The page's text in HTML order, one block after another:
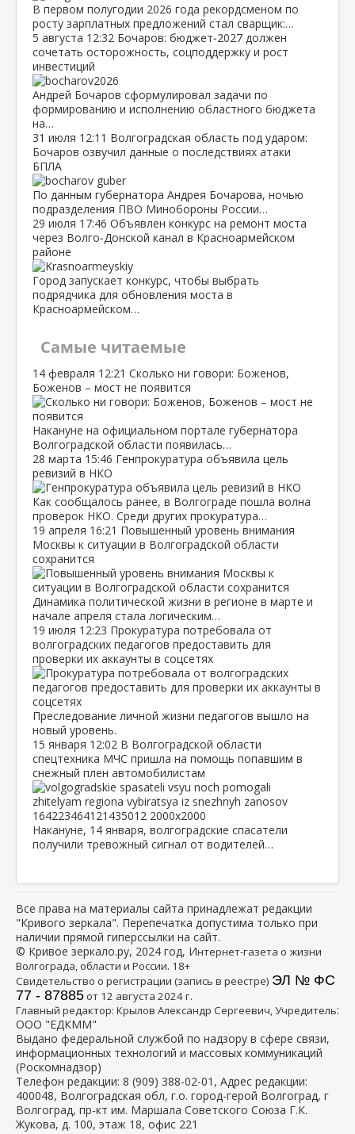
В первом полугодии 2026 года рекордсменом по
росту зарплатных предложений стал сварщик:…
5 августа 12:32 Бочаров: бюджет‑2027 должен
сочетать осторожность, соцподдержку и рост
инвестиций
Андрей Бочаров сформулировал задачи по
формированию и исполнению областного бюджета
на…
31 июля 12:11 Волгоградская область под ударом:
Бочаров озвучил данные о последствиях атаки
БПЛА
По данным губернатора Андрея Бочарова, ночью
подразделения ПВО Минобороны России…
29 июля 17:46 Объявлен конкурс на ремонт моста
через Волго‑Донской канал в Красноармейском
районе
Город запускает конкурс, чтобы выбрать
подрядчика для обновления моста в
Красноармейском…
Самые читаемые
14 февраля 12:21 Сколько ни говори: Боженов,
Боженов – мост не появится
Накануне на официальном портале губернатора
Волгоградской области появилась…
28 марта 15:46 Генпрокуратура объявила цель
ревизий в НКО
Как сообщалось ранее, в Волгограде пошла волна
проверок НКО. Среди других прокуратура…
19 апреля 16:21 Повышенный уровень внимания
Москвы к ситуации в Волгоградской области
сохранится
Динамика политической жизни в регионе в марте и
начале апреля стала логическим…
19 июля 12:23 Прокуратура потребовала от
волгоградских педагогов предоставить для
проверки их аккаунты в соцсетях
Преследование личной жизни педагогов вышло на
новый уровень.
15 января 12:02 В Волгоградской области
спецтехника МЧС пришла на помощь попавшим в
снежный плен автомобилистам
Накануне, 14 января, волгоградские спасатели
получили тревожный сигнал от водителей…
Все права на материалы сайта принадлежат редакции
"Кривого зеркала". Перепечатка допустима только при
наличии прямой гиперссылки на сайт.
© Кривое зеркало.ру, 2024 год, Интернет-газета о жизни
Волгограда, области и России. 18+
Свидетельство о регистрации (запись в реестре) ЭЛ № ФС
77 - 87885от 12 августа 2024 г.
Главный редактор: Крылов Александр Сергеевич, Учредитель:
ООО "ЕДКММ"
Выдано федеральной службой по надзору в сфере связи,
информационных технологий и массовых коммуникаций
(Роскомнадзор)
Телефон редакции: 8 (909) 388-02-01 , Адрес редакции:
400048, Волгоградская обл, г.о. город-герой Волгоград, г
Волгоград, пр-кт им. Маршала Советского Союза Г.К.
Жукова, д. 100, этаж 18, офис 221